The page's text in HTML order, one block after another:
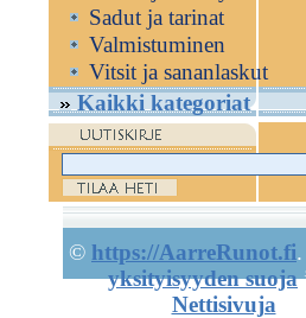
Sadut ja tarinat
Valmistuminen
Vitsit ja sananlaskut
Kaikki kategoriat
© https://AarreRunot.fi.
yksityisyyden suoja
Nettisivuja